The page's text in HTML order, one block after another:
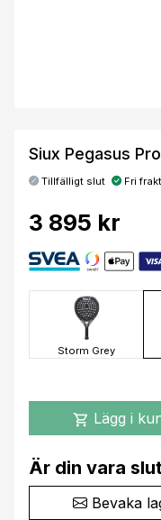
Siux Pegasus
Tillfälligt slut Fri frakt
3 895 kr
Storm Grey
shopping_cart Lägg i
Är din vara
Bevaka